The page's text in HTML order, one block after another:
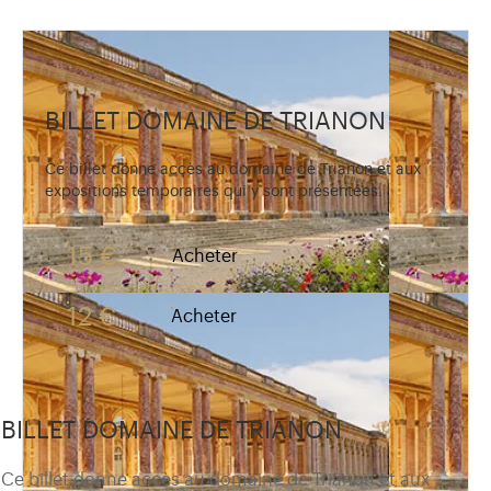
BILLET DOMAINE DE TRIANON
Ce billet donne accès au domaine de Trianon et aux
expositions temporaires qui y sont présentées.
15 € Acheter
12 € Acheter
BILLET DOMAINE DE TRIANON
Ce billet donne accès au domaine de Trianon et aux